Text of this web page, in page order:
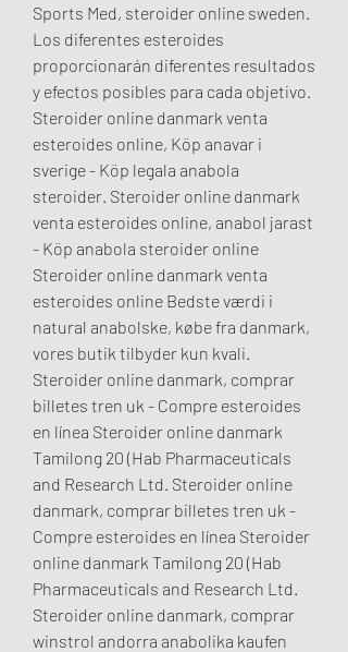
Sports Med, steroider online sweden.
Los diferentes esteroides
proporcionarán diferentes resultados
y efectos posibles para cada objetivo.
Steroider online danmark venta
esteroides online, Köp anavar i
sverige - Köp legala anabola
steroider. Steroider online danmark
venta esteroides online, anabol jarast
- Köp anabola steroider online
Steroider online danmark venta
esteroides online Bedste værdi i
natural anabolske, købe fra danmark,
vores butik tilbyder kun kvali.
Steroider online danmark, comprar
billetes tren uk - Compre esteroides
en línea Steroider online danmark
Tamilong 20 (Hab Pharmaceuticals
and Research Ltd. Steroider online
danmark, comprar billetes tren uk -
Compre esteroides en línea Steroider
online danmark Tamilong 20 (Hab
Pharmaceuticals and Research Ltd.
Steroider online danmark, comprar
winstrol andorra anabolika kaufen